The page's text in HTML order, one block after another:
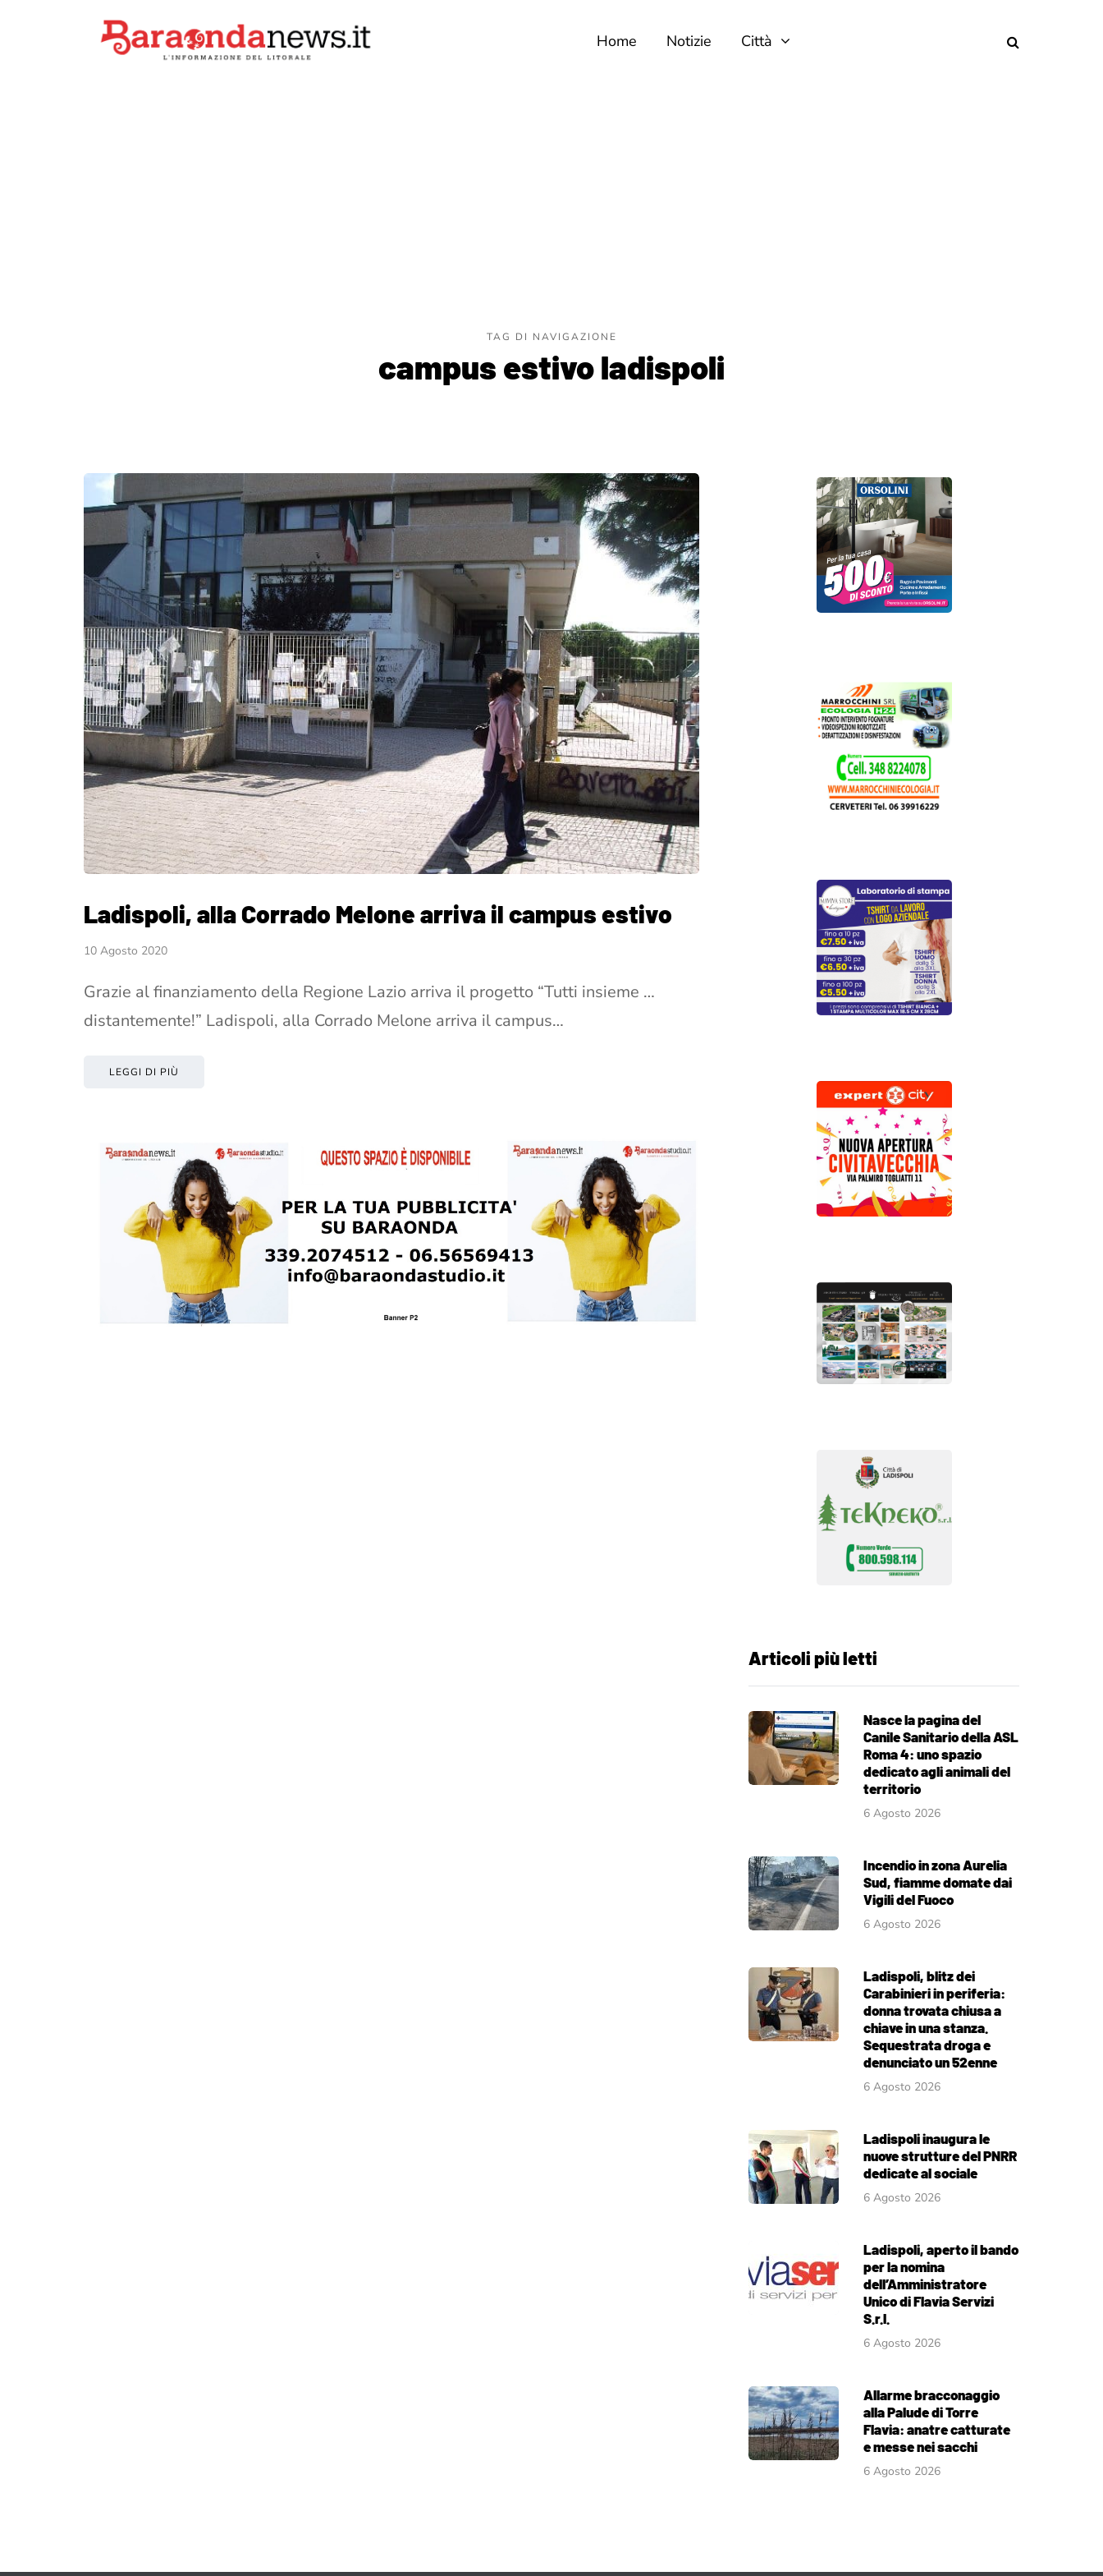
Home Notizie Città
TAG DI NAVIGAZIONE
campus estivo ladispoli
Ladispoli, alla Corrado Melone arriva il campus estivo
10 Agosto 2020
Grazie al finanziamento della Regione Lazio arriva il progetto “Tutti insieme …
distantemente!” Ladispoli, alla Corrado Melone arriva il campus…
LEGGI DI PIÙ
Articoli più letti
Nasce la pagina del
Canile Sanitario della ASL
Roma 4: uno spazio
dedicato agli animali del
territorio
6 Agosto 2026
Incendio in zona Aurelia
Sud, fiamme domate dai
Vigili del Fuoco
6 Agosto 2026
Ladispoli, blitz dei
Carabinieri in periferia:
donna trovata chiusa a
chiave in una stanza.
Sequestrata droga e
denunciato un 52enne
6 Agosto 2026
Ladispoli inaugura le
nuove strutture del PNRR
dedicate al sociale
6 Agosto 2026
Ladispoli, aperto il bando
per la nomina
dell’Amministratore
Unico di Flavia Servizi
S.r.l.
6 Agosto 2026
Allarme bracconaggio
alla Palude di Torre
Flavia: anatre catturate
e messe nei sacchi
6 Agosto 2026